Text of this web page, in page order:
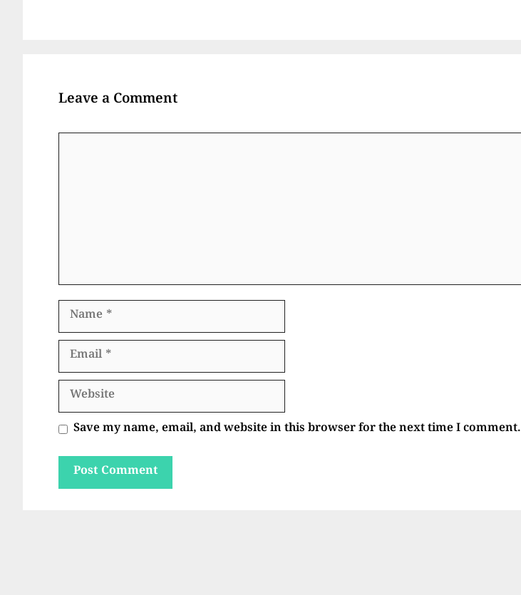
Leave a Comment
Name
Email
Website
Save my name, email, and website in this browser for the next time I comment.